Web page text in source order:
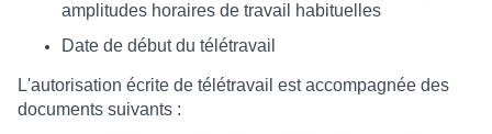
amplitudes horaires de travail habituelles
Date de début du télétravail
L'autorisation écrite de télétravail est accompagnée des
documents suivants :